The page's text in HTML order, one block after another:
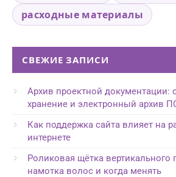
расходные материалы
СВЕЖИЕ ЗАПИСИ
Архив проектной документации:
хранение и электронный архив
Как поддержка сайта влияет на
интернете
Роликовая щётка вертикального
намотка волос и когда менять